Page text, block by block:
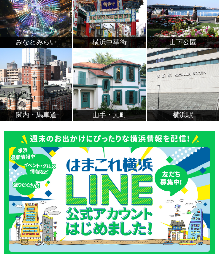
みなとみらい 横浜中華街 山下公園
関内・馬車道 山手・元町 横浜駅